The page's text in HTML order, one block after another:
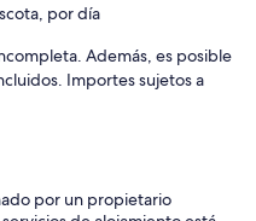
por día
Además, es posible
Importes sujetos a
por un propietario